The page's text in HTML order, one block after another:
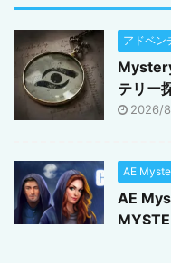
アドベン
テリー
2026/
AE
AE